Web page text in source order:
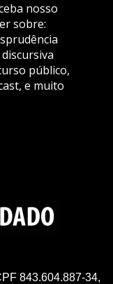
nosso
sobre:
público,
e muito
843.604.887-34,